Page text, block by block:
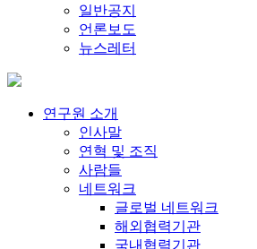
일반공지
언론보도
뉴스레터
연구원 소개
인사말
연혁 및 조직
사람들
네트워크
글로벌 네트워크
해외협력기관
국내협력기관